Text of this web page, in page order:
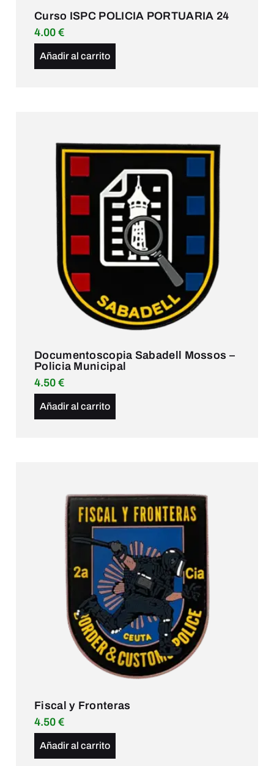
Curso ISPC POLICIA PORTUARIA 24
4.00 €
Añadir al carrito
Documentoscopia Sabadell Mossos –
Policia Municipal
4.50 €
Añadir al carrito
Fiscal y Fronteras
4.50 €
Añadir al carrito